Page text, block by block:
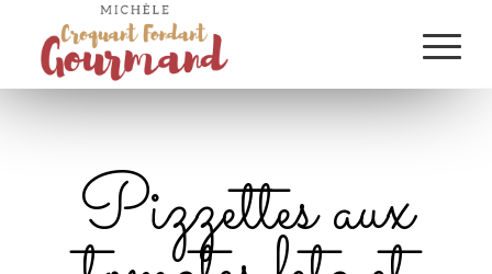
Pizzettes aux